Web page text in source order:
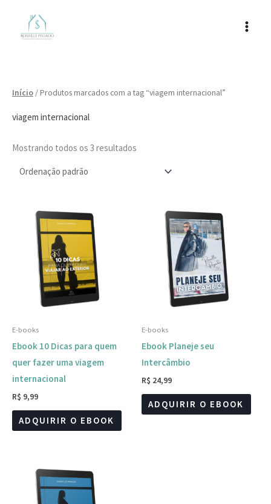
Início / Produtos marcados com a tag “viagem internacional”
viagem internacional
Mostrando todos os 3 resultados
E-books
Ebook 10 Dicas para quem
quer fazer uma viagem
internacional
R$ 9,99
ADQUIRIR O EBOOK
E-books
Ebook Planeje seu
Intercâmbio
R$ 24,99
ADQUIRIR O EBOOK